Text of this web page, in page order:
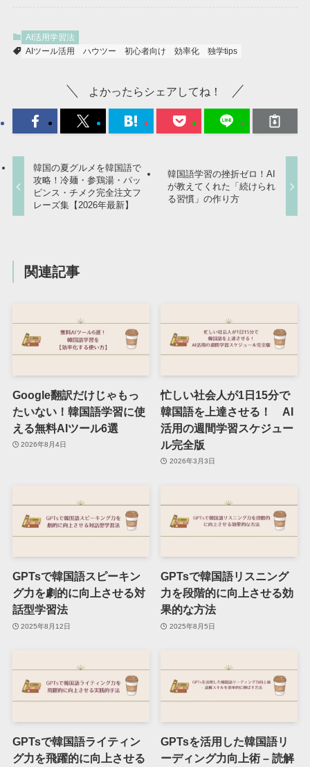
AI活用学習法
AIツール活用
ハウツー 初心者向け 効率化 独学tips
よかったらシェアしてね！
韓国の夏グルメを韓国語で
攻略！冷麺・参鶏湯・パッ
ピンス・チメク完全注文フ
レーズ集【2026年最新】
韓国語学習の挫折ゼロ！AI
が教えてくれた「続けられ
る習慣」の作り方
関連記事
Google翻訳だけじゃもっ
たいない！韓国語学習に使
える無料AIツール6選
2026年8月4日
忙しい社会人が1日15分で
韓国語を上達させる！ AI
活用の週間学習スケジュー
ル完全版
2026年3月3日
GPTsで韓国語スピーキン
グ力を劇的に向上させる対
話型学習法
2025年8月12日
GPTsで韓国語リスニング
力を段階的に向上させる効
果的な方法
2025年8月5日
GPTsで韓国語ライティン
グ力を飛躍的に向上させる
GPTsを活用した韓国語リ
ーディング力向上術 – 読解